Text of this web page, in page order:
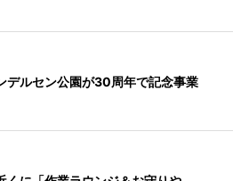
デルセン公園が30周年で記念事業